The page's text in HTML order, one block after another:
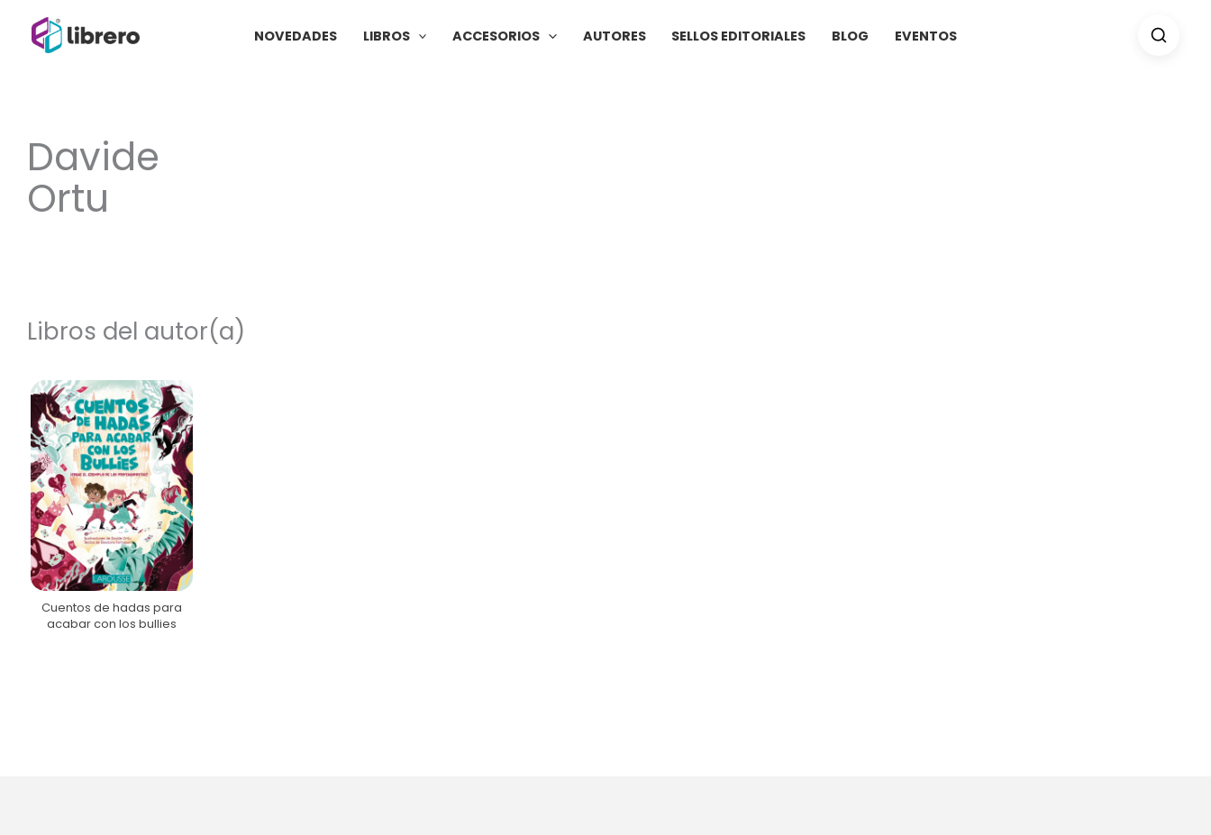
NOVEDADES LIBROS ACCESORIOS AUTORES SELLOS EDITORIALES BLOG EVENTOS
Davide
Ortu
Libros del autor(a)
Cuentos de hadas para
acabar con los bullies